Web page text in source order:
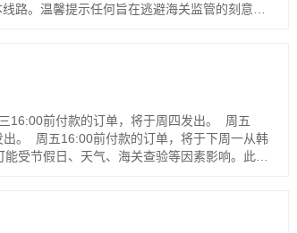
路。温馨提示任何旨在逃避海关监管的刻意低
16:00前付款的订单，将于周四发出。 周五
。 周五16:00前付款的订单，将于下周一从韩
受节假日、天气、海关查验等因素影响。此次